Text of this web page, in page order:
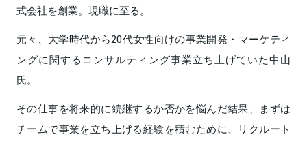
式会社を創業。現職に至る。
元々、大学時代から20代女性向けの事業開発・マーケティ
ングに関するコンサルティング事業立ち上げていた中山
氏。
その仕事を将来的に続継するか否かを悩んだ結果、まずは
チームで事業を立ち上げる経験を積むために、リクルート